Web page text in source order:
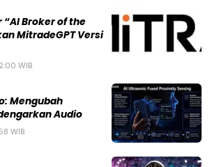
“AI Broker of the
MitradeGPT Versi
WIB
Mengubah
Audio
WIB